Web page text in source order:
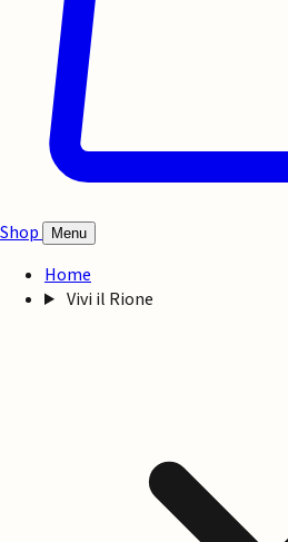
Shop Menu
Home
Vivi il Rione